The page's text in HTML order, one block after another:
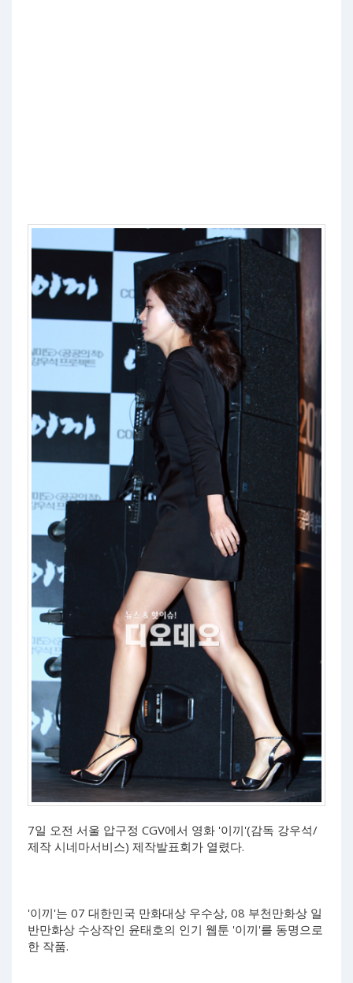
7일 오전 서울 압구정 CGV에서 영화 '이끼'(감독 강우석/
제작 시네마서비스) 제작발표회가 열렸다.
'이끼'는 07 대한민국 만화대상 우수상, 08 부천만화상 일
반만화상 수상작인 윤태호의 인기 웹툰 '이끼'를 동명으로
한 작품.